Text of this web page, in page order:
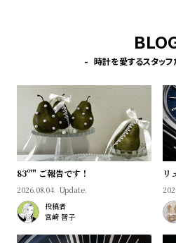
時計を愛するスタッフ
83º'" ご報告です！
2026.08.04 Update.
投稿者
宮﨑 智子
リ